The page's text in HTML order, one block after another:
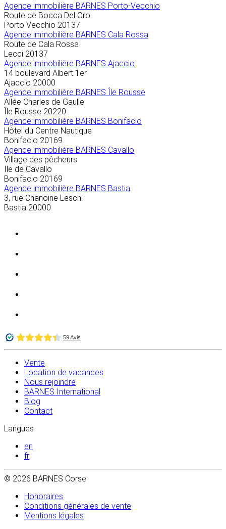
Agence immobilière BARNES Porto-Vecchio
Route de Bocca Del Oro
Porto Vecchio 20137
Agence immobilière BARNES Cala Rossa
Route de Cala Rossa
Lecci 20137
Agence immobilière BARNES Ajaccio
14 boulevard Albert 1er
Ajaccio 20000
Agence immobilière BARNES Île Rousse
Allée Charles de Gaulle
Île Rousse 20220
Agence immobilière BARNES Bonifacio
Hôtel du Centre Nautique
Bonifacio 20169
Agence immobilière BARNES Cavallo
Village des pêcheurs
Ile de Cavallo
Bonifacio 20169
Agence immobilière BARNES Bastia
3, rue Chanoine Leschi
Bastia 20000
Vente
Location de vacances
Nous rejoindre
BARNES International
Blog
Contact
Langues
en
fr
© 2026 BARNES Corse
Honoraires
Conditions générales de vente
Mentions légales